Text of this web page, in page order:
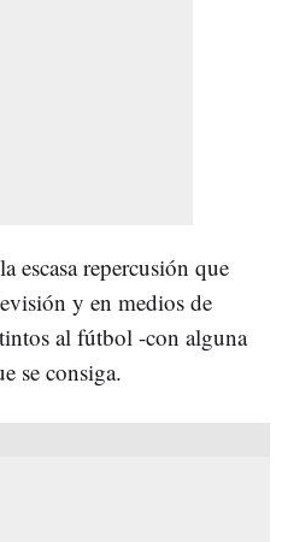
escasa repercusión que
y en medios de
al fútbol -con alguna
se consiga.